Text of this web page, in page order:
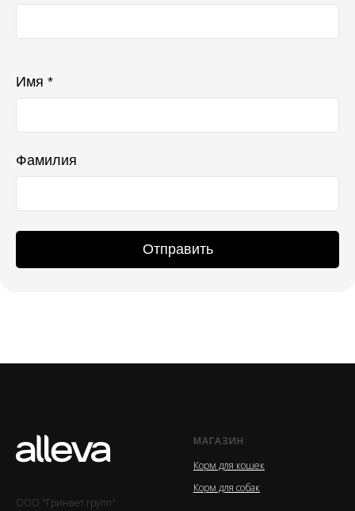
Имя *
Фамилия
Отправить
ООО "Гринвет групп"
МАГАЗИН
Корм для кошек
Корм для собак